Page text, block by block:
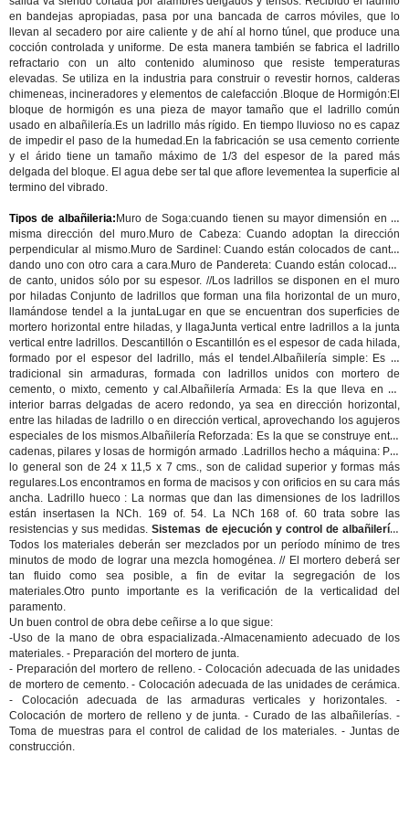
en bandejas apropiadas, pasa por una bancada de carros móviles, que lo
llevan al secadero por aire caliente y de ahí al horno túnel, que produce una
cocción controlada y uniforme. De esta manera también se fabrica el ladrillo
refractario con un alto contenido aluminoso que resiste temperaturas
elevadas. Se utiliza en la industria para construir o revestir hornos, calderas
chimeneas, incineradores y elementos de calefacción .Bloque de Hormigón:El
bloque de hormigón es una pieza de mayor tamaño que el ladrillo común
usado en albañilería.Es un ladrillo más rígido. En tiempo lluvioso no es capaz
de impedir el paso de la humedad.En la fabricación se usa cemento corriente
y el árido tiene un tamaño máximo de 1/3 del espesor de la pared más
delgada del bloque. El agua debe ser tal que aflore levementea la superficie al
termino del vibrado.
Tipos de albañileria: Muro de Soga:cuando tienen su mayor dimensión en la
misma dirección del muro.Muro de Cabeza: Cuando adoptan la dirección
perpendicular al mismo.Muro de Sardinel:Cuando están colocados de canto,
dando uno con otro cara a cara.Muro de Pandereta:Cuando están colocados
de canto, unidos sólo por su espesor. //Los ladrillos se disponen en el muro
por hiladas Conjunto de ladrillos que forman una fila horizontal de un muro,
llamándose tendel a la juntaLugar en que se encuentran dos superficies de
mortero horizontal entre hiladas, y llagaJunta vertical entre ladrillos a la junta
vertical entre ladrillos. Descantillón o Escantillón es el espesor de cada hilada,
formado por el espesor del ladrillo, más el tendel.Albañilería simple: Es la
tradicional sin armaduras, formada con ladrillos unidos con mortero de
cemento, o mixto, cemento y cal.Albañilería Armada:Es la que lleva en su
interior barras delgadas de acero redondo, ya sea en dirección horizontal,
entre las hiladas de ladrillo o en dirección vertical, aprovechando los agujeros
especiales de los mismos.Albañilería Reforzada: Es la que se construye entre
cadenas, pilares y losas de hormigón armado .Ladrillos hecho a máquina: Por
lo general son de 24 x 11,5 x 7 cms., son de calidad superior y formas más
regulares.Los encontramos en forma de macisos y con orificios en su cara más
ancha. Ladrillo hueco : La normas que dan las dimensiones de los ladrillos
están insertasen la NCh. 169 of. 54. La NCh 168 of. 60 trata sobre las
resistencias y sus medidas.Sistemas de ejecución y control de albañilería:
Todos los materiales deberán ser mezclados por un período mínimo de tres
minutos de modo de lograr una mezcla homogénea. // El mortero deberá ser
tan fluido como sea posible, a fin de evitar la segregación de los
materiales.Otro punto importante es la verificación de la verticalidad del
paramento.
Un buen control de obra debe ceñirse a lo que sigue:
-Uso de la mano de obra espacializada.-Almacenamiento adecuado de los
materiales. - Preparación del mortero de junta.
- Preparación del mortero de relleno. - Colocación adecuada de las unidades
de mortero de cemento. - Colocación adecuada de las unidades de cerámica.
- Colocación adecuada de las armaduras verticales y horizontales. -
Colocación de mortero de relleno y de junta. - Curado de las albañilerías. -
Toma de muestras para el control de calidad de los materiales. - Juntas de
construcción.